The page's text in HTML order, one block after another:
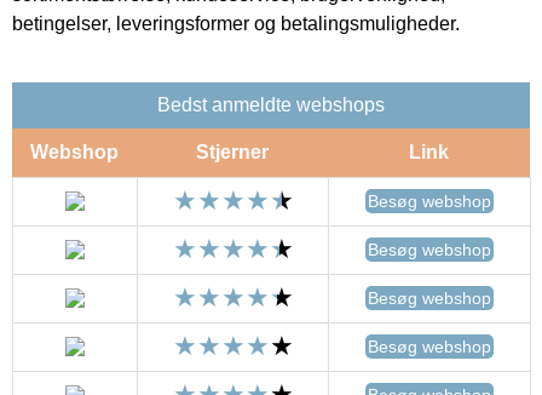
betingelser, leveringsformer og betalingsmuligheder.
Bedst anmeldte webshops
Webshop Stjerner Link
Besøg webshop
Besøg webshop
Besøg webshop
Besøg webshop